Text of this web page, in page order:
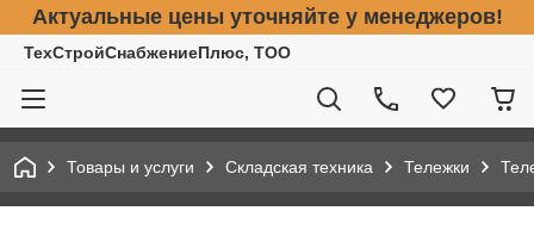
Актуальные цены уточняйте у менеджеров!
ТехСтройСнабжениеПлюс, ТОО
Товары и услуги Складская техника Тележки